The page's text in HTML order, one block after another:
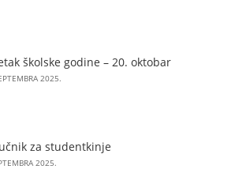
školske godine – 20. oktobar
2025.
za studentkinje
2025.